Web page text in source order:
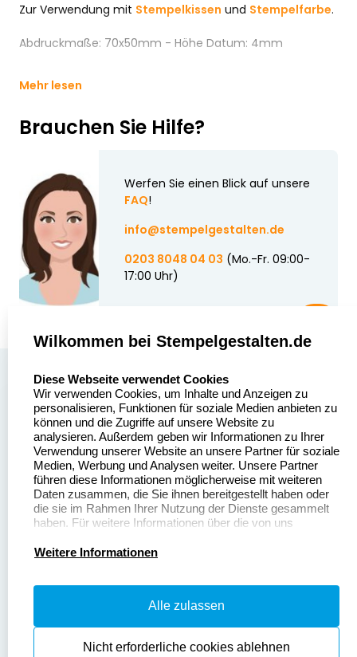
Zur Verwendung mit Stempelkissen und Stempelfarbe.
Abdruckmaße: 70x50mm - Höhe Datum: 4mm
Mehr lesen
Brauchen Sie Hilfe?
Werfen Sie einen Blick auf unsere
FAQ!
info@stempelgestalten.de
0203 8048 04 03 (Mo.-Fr. 09:00-
17:00 Uhr)
Stempelgestalten.de
Asterlager Straße 97
47228 Duisburg
Deutschland
Über uns
Sitemap
Alle
Stempelinformationen
Dateivorgaben
Fragen & Antworten
Datenschutzerklärung
Widerrufsrecht
Zahlung & Versand
Widerruf & Rückgabe
Wilkommen bei Stempelgestalten.de
Diese Webseite verwendet Cookies
Wir verwenden Cookies, um Inhalte und Anzeigen zu
personalisieren, Funktionen für soziale Medien anbieten zu
können und die Zugriffe auf unsere Website zu
analysieren. Außerdem geben wir Informationen zu Ihrer
Verwendung unserer Website an unsere Partner für soziale
Medien, Werbung und Analysen weiter. Unsere Partner
führen diese Informationen möglicherweise mit weiteren
Daten zusammen, die Sie ihnen bereitgestellt haben oder
die sie im Rahmen Ihrer Nutzung der Dienste gesammelt
haben. Für weitere Informationen über die von uns
Datenschutzerklärung.
Weitere Informationen
Alle zulassen
Nicht erforderliche cookies ablehnen